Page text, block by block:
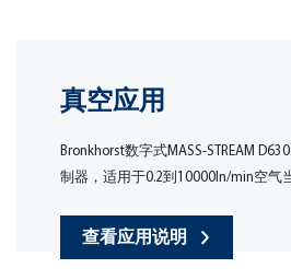
真空应用
Bronkhorst数字式MASS-STREAM
制器，适用于0.2到10000ln/min空气
查看应用说明